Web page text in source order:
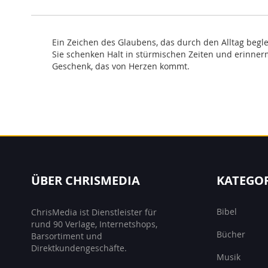
Ein Zeichen des Glaubens, das durch den Alltag
Sie schenken Halt in stürmischen Zeiten und
Geschenk, das von Herzen kommt.
ÜBER CHRISMEDIA
ChrisMedia ist Dienstleister für
rund 90 Verlage, Internetshops,
Barsortiment und
Direktkundengeschäfte.
Bibel
Bücher
Musik